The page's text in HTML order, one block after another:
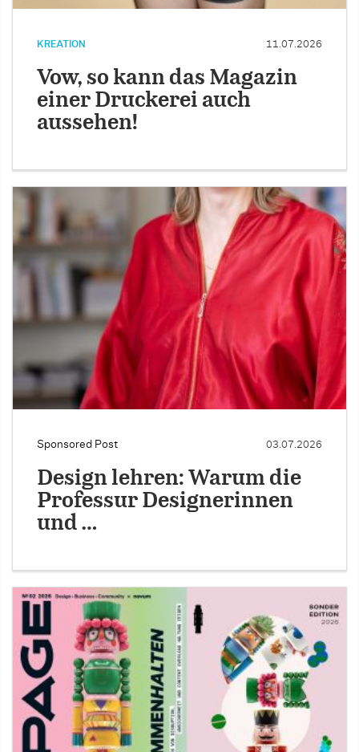
KREATION 11.07.2026
Vow, so kann das Magazin
einer Druckerei auch
aussehen!
Sponsored Post 03.07.2026
Design lehren: Warum die
Professur Designerinnen
und …